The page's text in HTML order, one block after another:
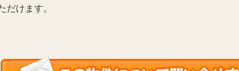
けます。